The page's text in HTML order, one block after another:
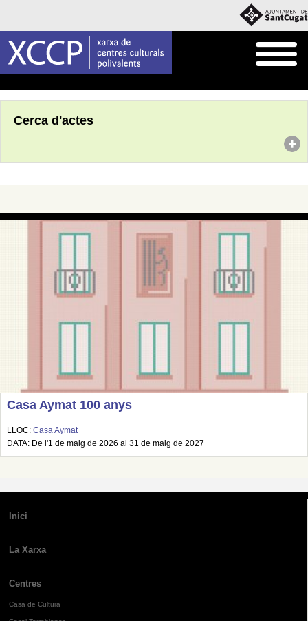
Cerca d'actes
Casa Aymat 100 anys
LLOC: Casa Aymat
DATA: De l'1 de maig de 2026 al 31 de maig de 2027
Inici
La Xarxa
Centres
Casa de Cultura